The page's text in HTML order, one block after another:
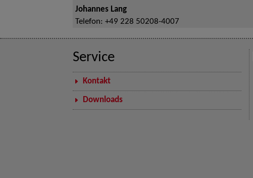
Johannes Lang
Telefon: +49 228 50208-4007
Service
Kontakt
Downloads